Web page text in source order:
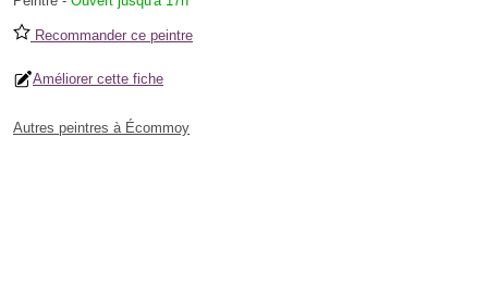
Recommander ce peintre
Améliorer cette fiche
Autres peintres à Écommoy